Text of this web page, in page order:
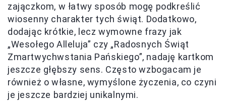
zajączkom, w łatwy sposób mogę podkreślić
wiosenny charakter tych świąt. Dodatkowo,
dodając krótkie, lecz wymowne frazy jak
„Wesołego Alleluja” czy „Radosnych Świąt
Zmartwychwstania Pańskiego”, nadaję kartkom
jeszcze głębszy sens. Często wzbogacam je
również o własne, wymyślone życzenia, co czyni
je jeszcze bardziej unikalnymi.